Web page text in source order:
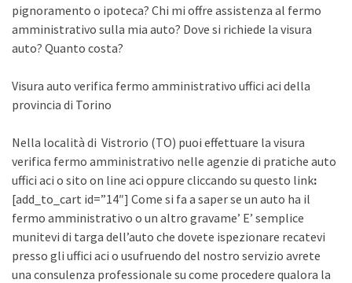
pignoramento o ipoteca? Chi mi offre assistenza al fermo
amministrativo sulla mia auto? Dove si richiede la visura
auto? Quanto costa?
Visura auto verifica fermo amministrativo uffici aci della
provincia di Torino
Nella località di Vistrorio (TO) puoi effettuare la visura
verifica fermo amministrativo nelle agenzie di pratiche auto
uffici aci o sito on line aci oppure cliccando su questo link:
[add_to_cart id=”14″] Come si fa a saper se un auto ha il
fermo amministrativo o un altro gravame’ E’ semplice
munitevi di targa dell’auto che dovete ispezionare recatevi
presso gli uffici aci o usufruendo del nostro servizio avrete
una consulenza professionale su come procedere qualora la